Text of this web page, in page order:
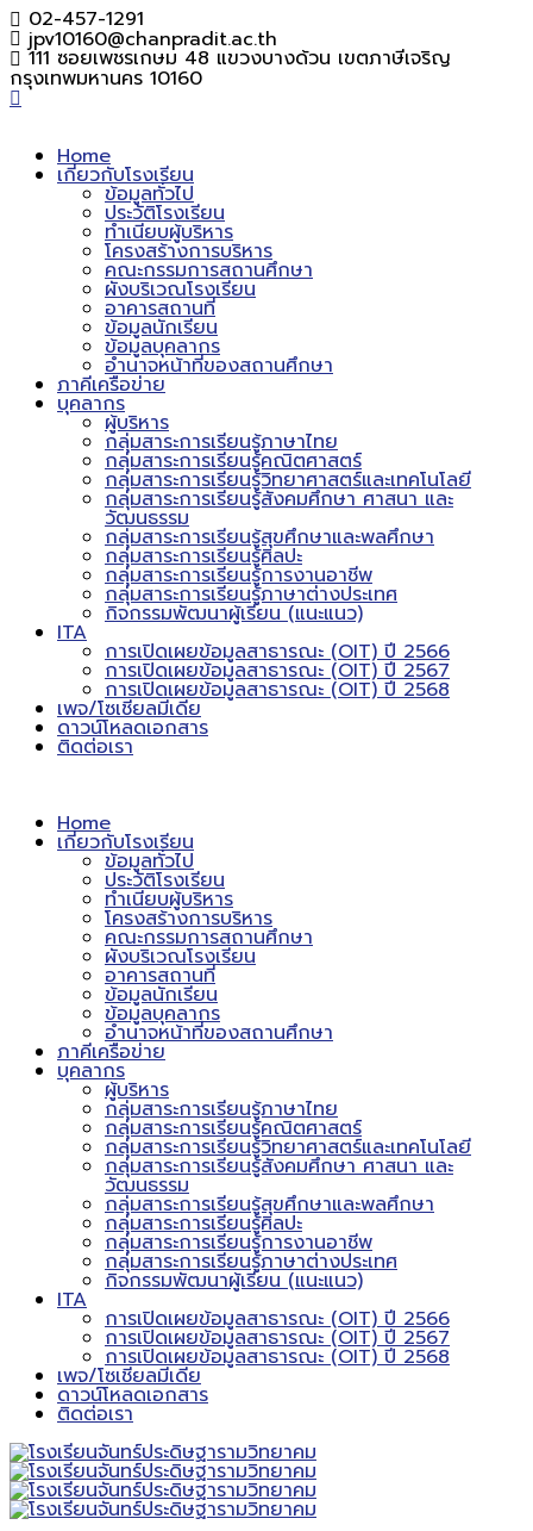
02-457-1291
jpv10160@chanpradit.ac.th
111 ซอยเพชรเกษม 48 แขวงบางด้วน เขตภาษีเจริญ
กรุงเทพมหานคร 10160
Home
เกี่ยวกับโรงเรียน
ข้อมูลทั่วไป
ประวัติโรงเรียน
ทำเนียบผู้บริหาร
โครงสร้างการบริหาร
คณะกรรมการสถานศึกษา
ผังบริเวณโรงเรียน
อาคารสถานที่
ข้อมูลนักเรียน
ข้อมูลบุคลากร
อำนาจหน้าที่ของสถานศึกษา
ภาคีเครือข่าย
บุคลากร
ผู้บริหาร
กลุ่มสาระการเรียนรู้ภาษาไทย
กลุ่มสาระการเรียนรู้คณิตศาสตร์
กลุ่มสาระการเรียนรู้วิทยาศาสตร์และเทคโนโลยี
กลุ่มสาระการเรียนรู้สังคมศึกษา ศาสนา และ
วัฒนธรรม
กลุ่มสาระการเรียนรู้สุขศึกษาและพลศึกษา
กลุ่มสาระการเรียนรู้ศิลปะ
กลุ่มสาระการเรียนรู้การงานอาชีพ
กลุ่มสาระการเรียนรู้ภาษาต่างประเทศ
กิจกรรมพัฒนาผู้เรียน (แนะแนว)
ITA
การเปิดเผยข้อมูลสาธารณะ (OIT) ปี 2566
การเปิดเผยข้อมูลสาธารณะ (OIT) ปี 2567
การเปิดเผยข้อมูลสาธารณะ (OIT) ปี 2568
เพจ/โซเชียลมีเดีย
ดาวน์โหลดเอกสาร
ติดต่อเรา
Home
เกี่ยวกับโรงเรียน
ข้อมูลทั่วไป
ประวัติโรงเรียน
ทำเนียบผู้บริหาร
โครงสร้างการบริหาร
คณะกรรมการสถานศึกษา
ผังบริเวณโรงเรียน
อาคารสถานที่
ข้อมูลนักเรียน
ข้อมูลบุคลากร
อำนาจหน้าที่ของสถานศึกษา
ภาคีเครือข่าย
บุคลากร
ผู้บริหาร
กลุ่มสาระการเรียนรู้ภาษาไทย
กลุ่มสาระการเรียนรู้คณิตศาสตร์
กลุ่มสาระการเรียนรู้วิทยาศาสตร์และเทคโนโลยี
กลุ่มสาระการเรียนรู้สังคมศึกษา ศาสนา และ
วัฒนธรรม
กลุ่มสาระการเรียนรู้สุขศึกษาและพลศึกษา
กลุ่มสาระการเรียนรู้ศิลปะ
กลุ่มสาระการเรียนรู้การงานอาชีพ
กลุ่มสาระการเรียนรู้ภาษาต่างประเทศ
กิจกรรมพัฒนาผู้เรียน (แนะแนว)
ITA
การเปิดเผยข้อมูลสาธารณะ (OIT) ปี 2566
การเปิดเผยข้อมูลสาธารณะ (OIT) ปี 2567
การเปิดเผยข้อมูลสาธารณะ (OIT) ปี 2568
เพจ/โซเชียลมีเดีย
ดาวน์โหลดเอกสาร
ติดต่อเรา